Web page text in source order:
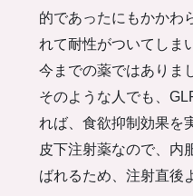
的であったにもかかわ
れて耐性がついてしま
今までの薬ではありま
そのような人でも、
れば、食欲抑制効果を
皮下注射薬なので、内
ばれるため、注射直後